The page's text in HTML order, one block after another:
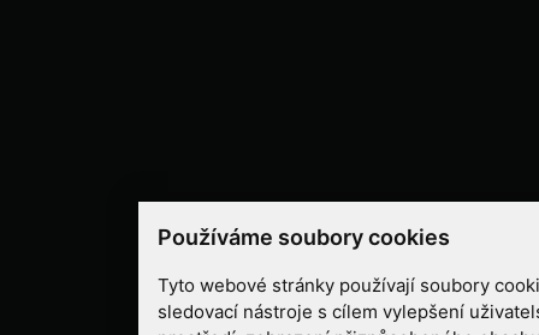
Používáme soubory cookies
Tyto webové stránky používají soubory
sledovací nástroje s cílem vylepšení